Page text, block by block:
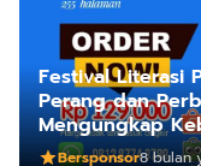
Festival Literasi
Perang dan
Mengungkap
Bersponsor8 bulan